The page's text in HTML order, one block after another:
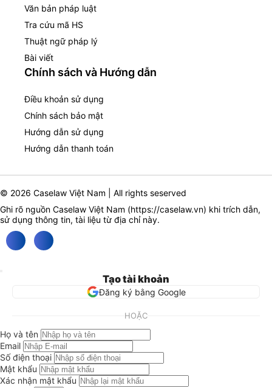
Văn bản pháp luật
Tra cứu mã HS
Thuật ngữ pháp lý
Bài viết
Chính sách và Hướng dẫn
Điều khoản sử dụng
Chính sách bảo mật
Hướng dẫn sử dụng
Hướng dẫn thanh toán
© 2026 Caselaw Việt Nam | All rights seserved
Ghi rõ nguồn Caselaw Việt Nam (https://caselaw.vn) khi trích dẫn,
sử dụng thông tin, tài liệu từ địa chỉ này.
Tạo tài khoản
Đăng ký bằng Google
HOẶC
Họ và tên
Email
Số điện thoại
Mật khẩu
Xác nhận mật khẩu